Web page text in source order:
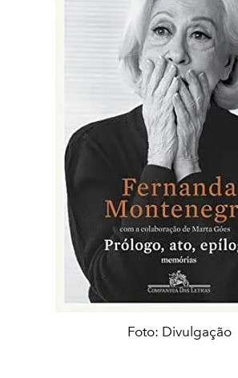
Foto: Divulgação